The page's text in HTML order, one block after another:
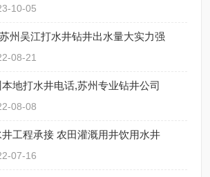
10-05
州吴江打水井钻井出水量大实力强
08-21
地打水井电话,苏州专业钻井公司
08-08
工程承接 农田灌溉用井饮用水井
07-16